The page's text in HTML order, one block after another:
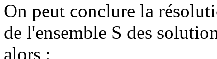
On peut conclure la
de l'ensemble S des
alors :